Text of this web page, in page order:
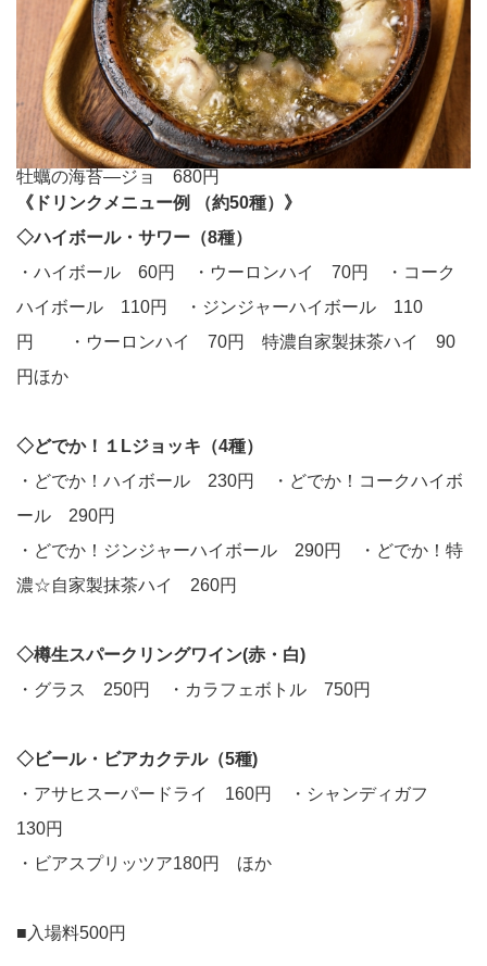
牡蠣の海苔―ジョ 680円
《ドリンクメニュー例 （約50種）》
◇ハイボール・サワー（8種）
・ハイボール 60円 ・ウーロンハイ 70円 ・コーク
ハイボール 110円 ・ジンジャーハイボール 110
円 ・ウーロンハイ 70円 特濃自家製抹茶ハイ 90
円ほか
◇どでか！１Lジョッキ（4種）
・どでか！ハイボール 230円 ・どでか！コークハイボ
ール 290円
・どでか！ジンジャーハイボール 290円 ・どでか！特
濃☆自家製抹茶ハイ 260円
◇樽生スパークリングワイン(赤・白)
・グラス 250円 ・カラフェボトル 750円
◇ビール・ビアカクテル（5種)
・アサヒスーパードライ 160円 ・シャンディガフ
130円
・ビアスプリッツア180円 ほか
■入場料500円